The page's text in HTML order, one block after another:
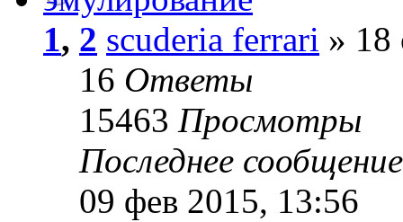
1, 2 scuderia ferrari » 18
16 Ответы
15463 Просмотры
Последнее
09 фев 2015, 13:56